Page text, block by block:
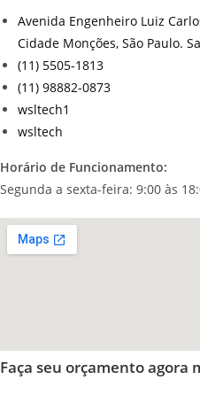
Avenida Engenheiro Luiz
Cidade Monções, São Paulo.
(11) 5505-1813
(11) 98882-0873
wsltech1
wsltech
Horário de Funcionamento:
Segunda a sexta-feira: 9:00 às
Faça seu orçamento agora